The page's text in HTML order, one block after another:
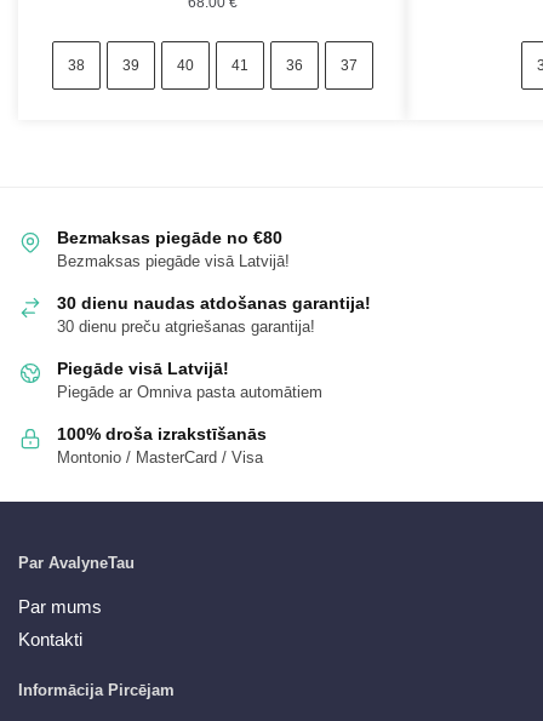
38 39 40 41 36 37
Bezmaksas piegāde no €80
Bezmaksas piegāde visā Latvijā!
30 dienu naudas atdošanas garantija!
30 dienu preču atgriešanas garantija!
Piegāde visā Latvijā!
Piegāde ar Omniva pasta automātiem
100% droša izrakstīšanās
Montonio / MasterCard / Visa
Par AvalyneTau
Par mums
Kontakti
Informācija Pircējam